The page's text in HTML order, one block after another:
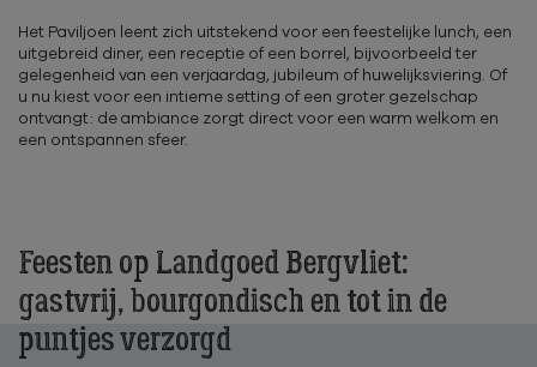
Het Paviljoen leent zich uitstekend voor een feestelijke lunch, een
uitgebreid diner, een receptie of een borrel, bijvoorbeeld ter
gelegenheid van een verjaardag, jubileum of huwelijksviering. Of
u nu kiest voor een intieme setting of een groter gezelschap
ontvangt: de ambiance zorgt direct voor een warm welkom en
een ontspannen sfeer.
Feesten op Landgoed Bergvliet:
gastvrij, bourgondisch en tot in de
puntjes verzorgd